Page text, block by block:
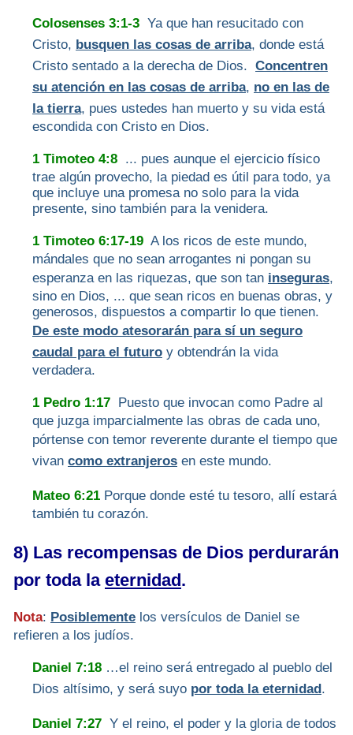
Colosenses 3:1-3 Ya que han resucitado con
Cristo, busquen las cosas de arriba, donde está
Cristo sentado a la derecha de Dios. Concentren
su atención en las cosas de arriba, no en las de
la tierra, pues ustedes han muerto y su vida está
escondida con Cristo en Dios.
1 Timoteo 4:8 ... pues aunque el ejercicio físico
trae algún provecho, la piedad es útil para todo, ya
que incluye una promesa no solo para la vida
presente, sino también para la venidera.
1 Timoteo 6:17-19 A los ricos de este mundo,
mándales que no sean arrogantes ni pongan su
esperanza en las riquezas, que son tan inseguras,
sino en Dios, ... que sean ricos en buenas obras, y
generosos, dispuestos a compartir lo que tienen.
De este modo atesorarán para sí un seguro
caudal para el futuro y obtendrán la vida
verdadera.
1 Pedro 1:17 Puesto que invocan como Padre al
que juzga imparcialmente las obras de cada uno,
pórtense con temor reverente durante el tiempo que
vivan como extranjeros en este mundo.
Mateo 6:21 Porque donde esté tu tesoro, allí estará
también tu corazón.
8) Las recompensas de Dios perdurarán
por toda la eternidad.
Nota: Posiblemente los versículos de Daniel se
refieren a los judíos.
Daniel 7:18 …el reino será entregado al pueblo del
Dios altísimo, y será suyo por toda la eternidad .
Daniel 7:27 Y el reino, el poder y la gloria de todos